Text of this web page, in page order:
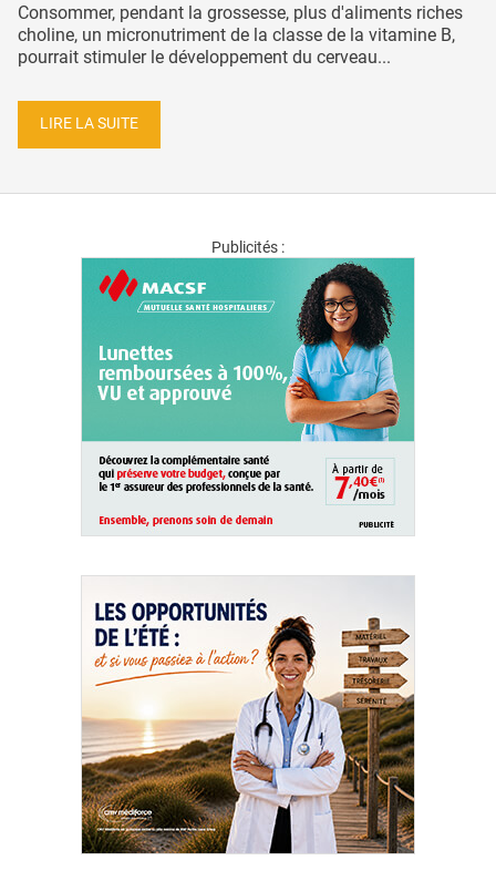
Consommer, pendant la grossesse, plus d'aliments riches
choline, un micronutriment de la classe de la vitamine B,
pourrait stimuler le développement du cerveau...
LIRE LA SUITE
Publicités :